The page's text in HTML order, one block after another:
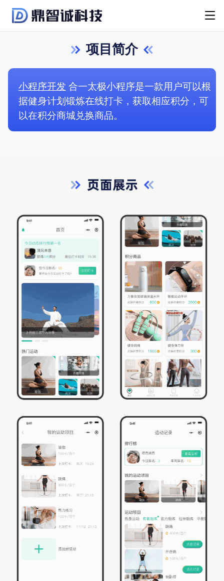
项目简介
小程序开发合一太极小程序是一款用户可以根
据健身计划锻炼在线打卡，获取相应积分，可
以在积分商城兑换商品。